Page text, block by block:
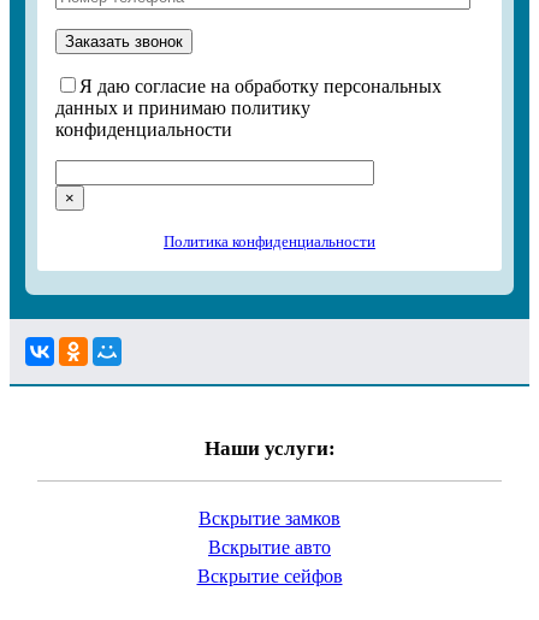
Я даю согласие на обработку персональных
данных и принимаю политику
конфиденциальности
×
Политика конфиденциальности
Наши услуги:
Вскрытие замков
Вскрытие авто
Вскрытие сейфов